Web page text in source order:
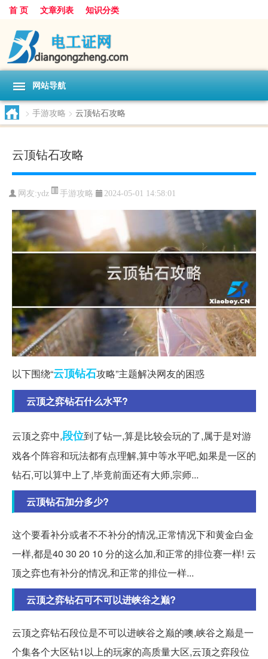
首 页 文章列表 知识分类
网站导航
> 手游攻略 > 云顶钻石攻略
云顶钻石攻略
网友:ydz 手游攻略 2024-05-01 14:58:01
以下围绕“云顶钻石攻略”主题解决网友的困惑
云顶之弈钻石什么水平?
云顶之弈中,段位到了钻一,算是比较会玩的了,属于是对游
戏各个阵容和玩法都有点理解,算中等水平吧,如果是一区的
钻石,可以算中上了,毕竟前面还有大师,宗师...
云顶钻石加分多少?
这个要看补分或者不不补分的情况,正常情况下和黄金白金
一样,都是40 30 20 10 分的这么加,和正常的排位赛一样! 云
顶之弈也有补分的情况,和正常的排位一样...
云顶之弈钻石可不可以进峡谷之巅?
云顶之弈钻石段位是不可以进峡谷之巅的噢,峡谷之巅是一
个集各个大区钻1以上的玩家的高质量大区,云顶之弈段位